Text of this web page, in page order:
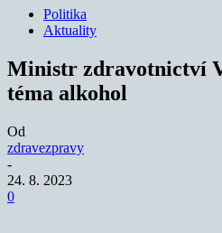
Politika
Aktuality
Ministr zdravotnictví
téma alkohol
Od
zdravezpravy
-
24. 8. 2023
0